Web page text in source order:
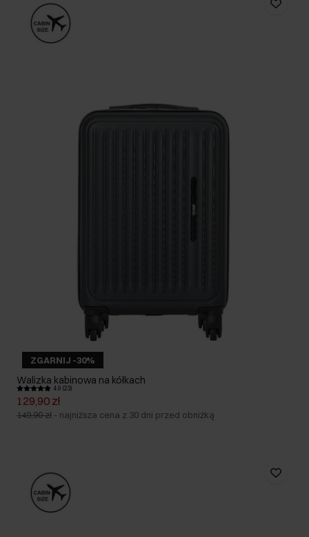
ZGARNIJ -30%
Walizka kabinowa na kółkach
4.9 (23)
129,90 zł
149,90 zł - najniższa cena z 30 dni przed obniżką